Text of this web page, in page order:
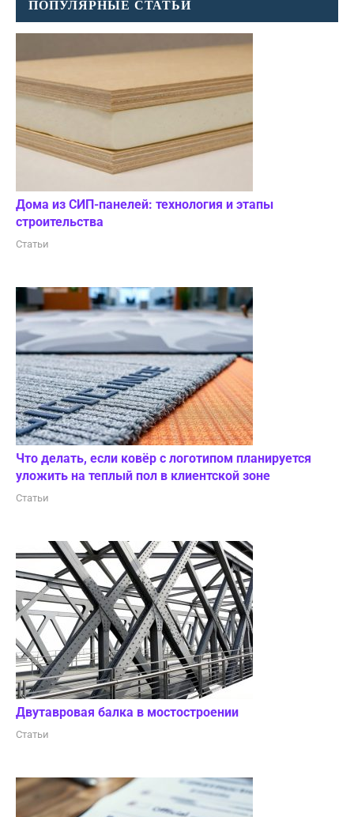
ПОПУЛЯРНЫЕ СТАТЬИ
Дома из СИП-панелей: технология и этапы
строительства
Статьи
Что делать, если ковёр с логотипом планируется
уложить на теплый пол в клиентской зоне
Статьи
Двутавровая балка в мостостроении
Статьи